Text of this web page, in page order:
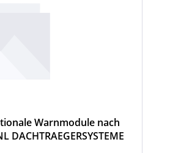
Warnmodule nach
DACHTRAEGERSYSTEME